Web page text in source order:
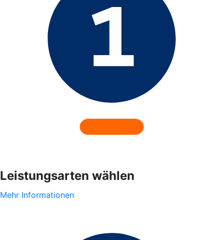
Leistungsarten wählen
Mehr Informationen